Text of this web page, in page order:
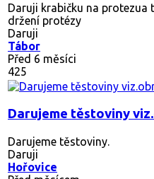
Daruji krabičku na protezua
držení protézy
Daruji
Tábor
Před 6 měsíci
425
Darujeme těstoviny
Darujeme těstoviny.
Daruji
Hořovice